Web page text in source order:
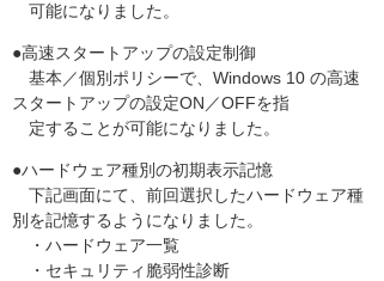
可能になりました。
●高速スタートアップの設定制御
基本／個別ポリシーで、Windows 10 の高速
スタートアップの設定ON／OFFを指
定することが可能になりました。
●ハードウェア種別の初期表示記憶
下記画面にて、前回選択したハードウェア種
別を記憶するようになりました。
・ハードウェア一覧
・セキュリティ脆弱性診断